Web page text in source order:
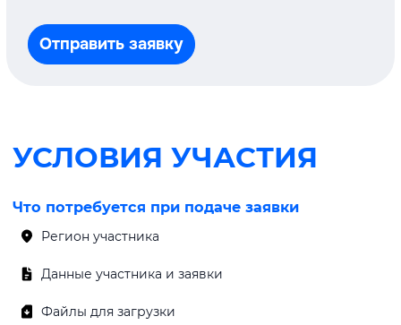
Отправить заявку
УСЛОВИЯ УЧАСТИЯ
Что потребуется при подаче заявки
Регион участника
Данные участника и заявки
Файлы для загрузки